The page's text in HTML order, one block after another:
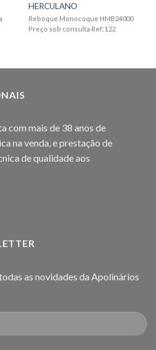
HERCULANO
Reboque Monocoque HMB24000
Preço sob consulta Ref.:122
com mais de 38 anos de
na venda, e prestação de
de qualidade aos
as novidades da Apolinários